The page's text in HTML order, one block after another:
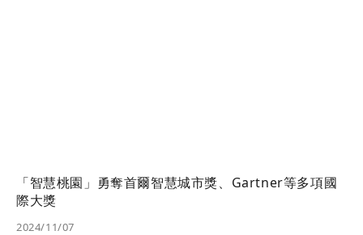
「智慧桃園」勇奪首爾智慧城市獎、Gartner等多項國
際大獎
2024/11/07